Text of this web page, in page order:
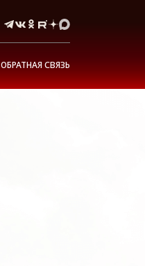
ОБРАТНАЯ СВЯЗЬ